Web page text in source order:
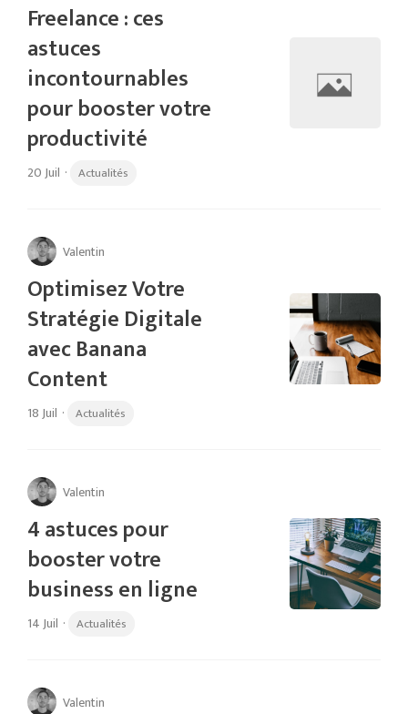
Freelance : ces
astuces
incontournables
pour booster votre
productivité
20 Juil · Actualités
Valentin
Optimisez Votre
Stratégie Digitale
avec Banana
Content
18 Juil · Actualités
Valentin
4 astuces pour
booster votre
business en ligne
14 Juil · Actualités
Valentin